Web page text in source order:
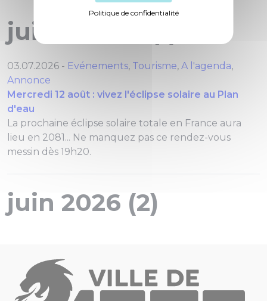
Politique de confidentialité
juillet 2026 (1)
03.07.2026 - Evénements, Tourisme, A l'agenda,
Annonce
Mercredi 12 août : vivez l'éclipse solaire au Plan
d'eau
La prochaine éclipse solaire totale en France aura
lieu en 2081... Ne manquez pas ce rendez-vous
messin dès 19h20.
juin 2026 (2)